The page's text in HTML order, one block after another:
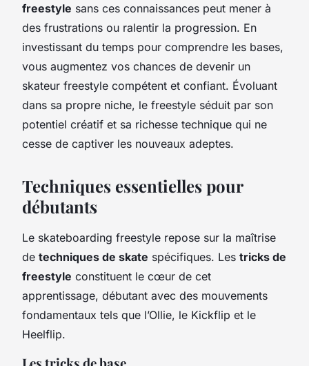
freestyle sans ces connaissances peut mener à
des frustrations ou ralentir la progression. En
investissant du temps pour comprendre les bases,
vous augmentez vos chances de devenir un
skateur freestyle compétent et confiant. Évoluant
dans sa propre niche, le freestyle séduit par son
potentiel créatif et sa richesse technique qui ne
cesse de captiver les nouveaux adeptes.
Techniques essentielles pour
débutants
Le skateboarding freestyle repose sur la maîtrise
de techniques de skate spécifiques. Les tricks de
freestyle constituent le cœur de cet
apprentissage, débutant avec des mouvements
fondamentaux tels que l’Ollie, le Kickflip et le
Heelflip.